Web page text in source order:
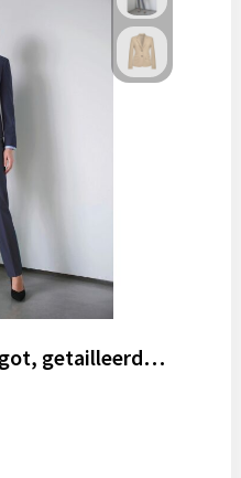
Dames Colbert Margot, getailleerde snit